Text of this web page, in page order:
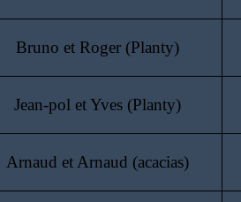
Bruno et Roger (Planty)
Jean-pol et Yves (Planty)
Arnaud et Arnaud (acacias)